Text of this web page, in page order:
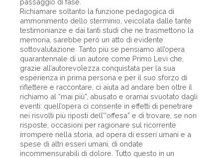
passaggio di fase.
Richiamare soltanto la funzione pedagogica di
ammonimento dello sterminio, veicolata dalle tante
testimonianze e dai tanti studi che ne trasmettono la
memoria, sarebbe però un atto di evidente
sottovalutazione. Tanto più se pensiamo all’opera
quarantennale di un autore come Primo Levi che,
grazie all’autorevolezza conquistata per la sua
esperienza in prima persona e per il suo sforzo di
riflettere e raccontare, ci aiuta ad andare ben oltre il
richiamo al “mai più”, abusato e oramai svuotato dagli
eventi: quell’opera ci consente in effetti di penetrare
nei risvolti più riposti dell’“offesa” e di trovare, se non
risposte, occasioni per ragionare sul ricorrente
irrompere nella storia, ad opera di esseri umani e a
spese di altri esseri umani, di ondate
incommensurabili di dolore. Tutto questo in un